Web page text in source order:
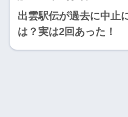
出雲駅伝が過去に中止
は？実は2回あった！